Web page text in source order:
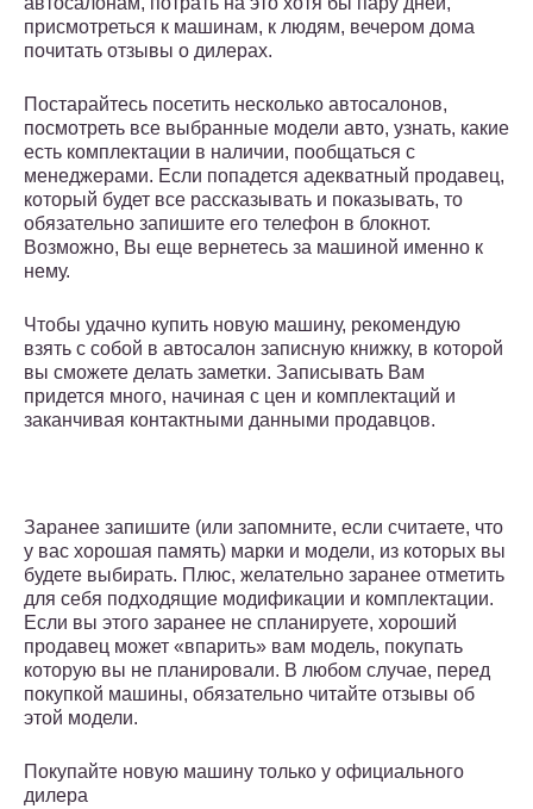
присмотреться к машинам, к людям, вечером дома
почитать отзывы о дилерах.
Постарайтесь посетить несколько автосалонов,
посмотреть все выбранные модели авто, узнать, какие
есть комплектации в наличии, пообщаться с
менеджерами. Если попадется адекватный продавец,
который будет все рассказывать и показывать, то
обязательно запишите его телефон в блокнот.
Возможно, Вы еще вернетесь за машиной именно к
нему.
Чтобы удачно купить новую машину, рекомендую
взять с собой в автосалон записную книжку, в которой
вы сможете делать заметки. Записывать Вам
придется много, начиная с цен и комплектаций и
заканчивая контактными данными продавцов.
Заранее запишите (или запомните, если считаете, что
у вас хорошая память) марки и модели, из которых вы
будете выбирать. Плюс, желательно заранее отметить
для себя подходящие модификации и комплектации.
Если вы этого заранее не спланируете, хороший
продавец может «впарить» вам модель, покупать
которую вы не планировали. В любом случае, перед
покупкой машины, обязательно читайте отзывы об
этой модели.
Покупайте новую машину только у официального
дилера